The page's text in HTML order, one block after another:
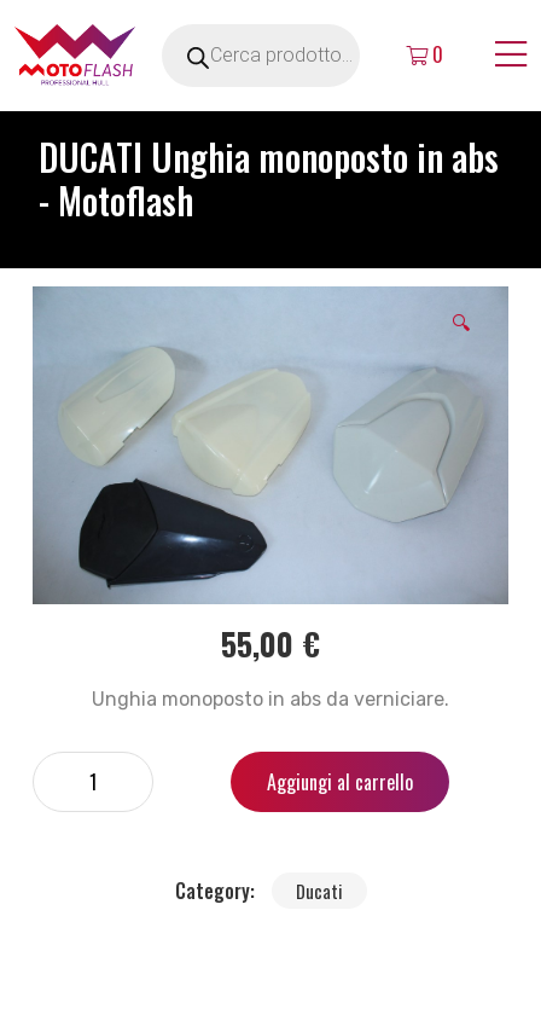
0
DUCATI Unghia monoposto in abs
- Motoflash
🔍
55,00 €
Unghia monoposto in abs da verniciare.
Aggiungi al carrello
Category: Ducati